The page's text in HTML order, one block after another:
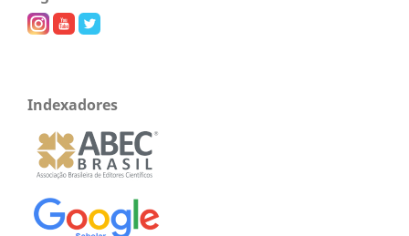
Indexadores